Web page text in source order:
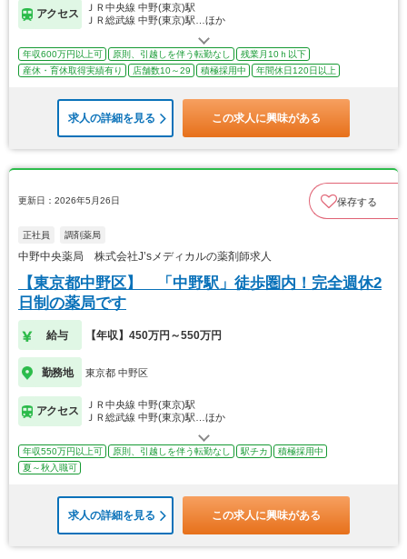
アクセス
ＪＲ中央線 中野(東京)駅
ＪＲ総武線 中野(東京)駅…ほか
年収600万円以上可 原則、引越しを伴う転勤なし
残業月10ｈ以下
産休・育休取得実績有り
店舗数10～29 積極採用中 年間休日120日以上
求人の詳細を見る この求人に興味がある
更新日：2026年5月26日 保存する
正社員 調剤薬局
中野中央薬局 株式会社J’sメディカルの薬剤師求人
【東京都中野区】 「中野駅」徒歩圏内！完全週休2
日制の薬局です
給与 【年収】450万円～550万円
勤務地 東京都 中野区
アクセス
ＪＲ中央線 中野(東京)駅
ＪＲ総武線 中野(東京)駅…ほか
年収550万円以上可 原則、引越しを伴う転勤なし 駅チカ
積極採用中
夏～秋入職可
求人の詳細を見る この求人に興味がある